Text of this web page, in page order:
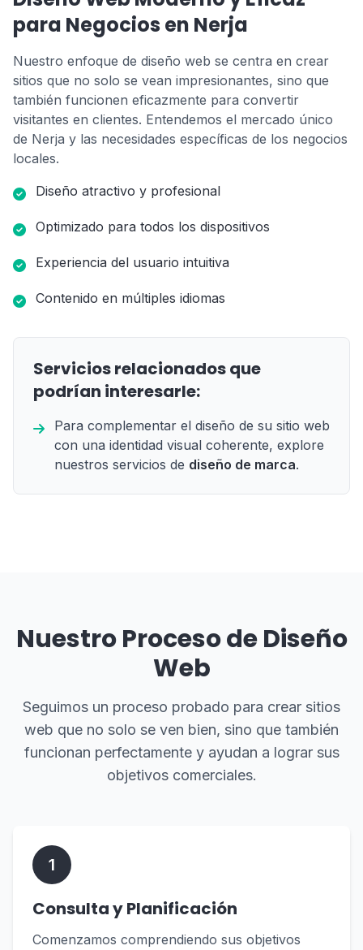
para Negocios en Nerja
Nuestro enfoque de diseño web se centra en crear
sitios que no solo se vean impresionantes, sino que
también funcionen eficazmente para convertir
visitantes en clientes. Entendemos el mercado único
de Nerja y las necesidades específicas de los negocios
locales.
Diseño atractivo y profesional
Optimizado para todos los dispositivos
Experiencia del usuario intuitiva
Contenido en múltiples idiomas
Servicios relacionados que
podrían interesarle:
Para complementar el diseño de su sitio web
con una identidad visual coherente, explore
nuestros servicios de diseño de marca.
Nuestro Proceso de Diseño
Web
Seguimos un proceso probado para crear sitios
web que no solo se ven bien, sino que también
funcionan perfectamente y ayudan a lograr sus
objetivos comerciales.
1
Consulta y Planificación
Comenzamos comprendiendo sus objetivos